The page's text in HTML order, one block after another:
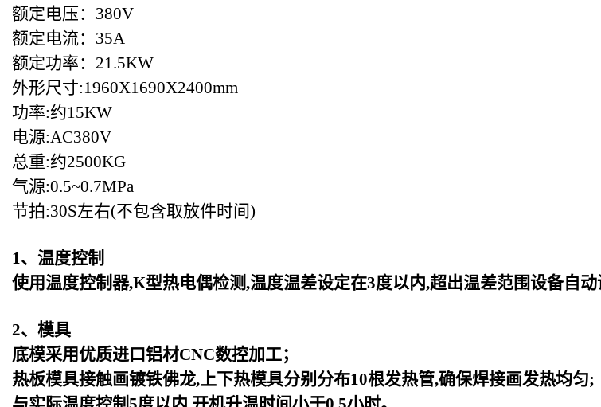
额定电压：380V
额定电流：35A
额定功率：21.5KW
外形尺寸:1960X1690X2400mm
功率:约15KW
电源:AC380V
总重:约2500KG
气源:0.5~0.7MPa
节拍:30S左右(不包含取放件时间)
1、温度控制
使用温度控制器,K型热电偶检测,温度温差设定在3度以内,超出温差范围设备自动
2、模具
底模采用优质进口铝材CNC数控加工；
热板模具接触画镀铁佛龙,上下热模具分别分布10根发热管,确保焊接画发热均匀;